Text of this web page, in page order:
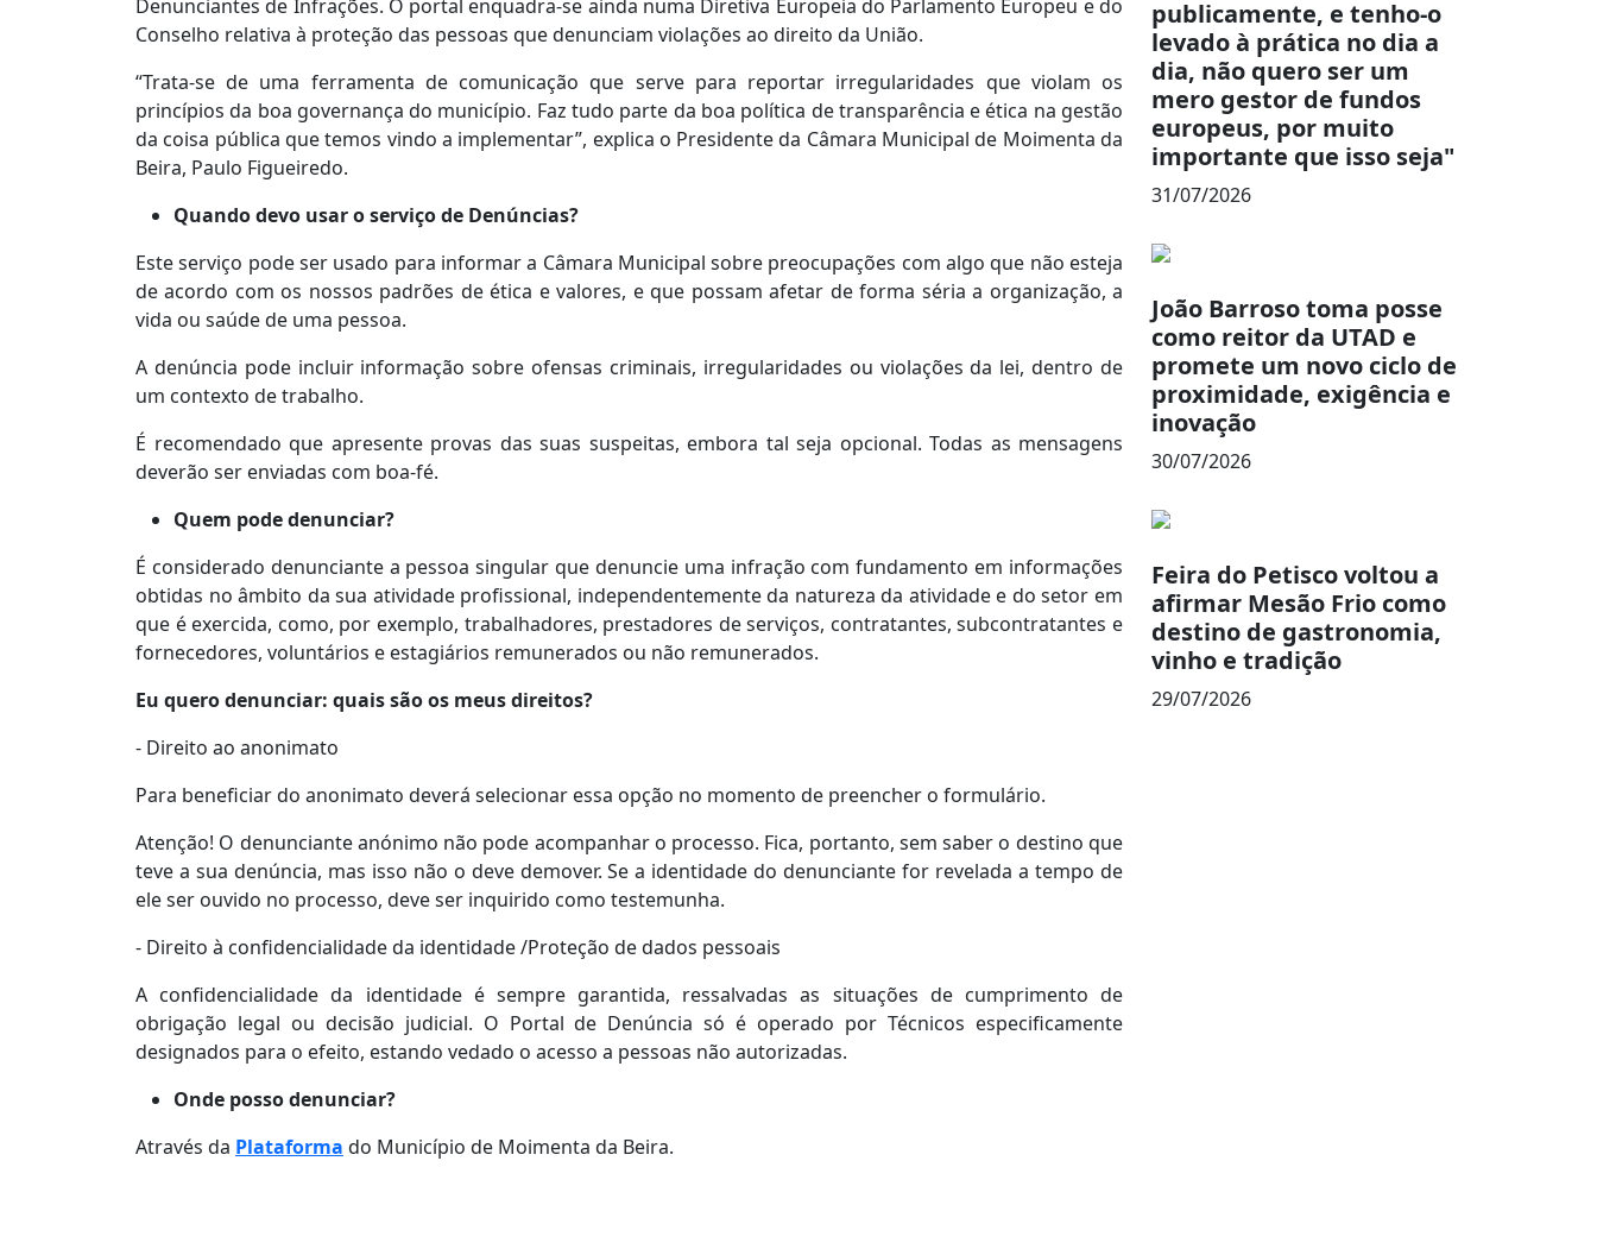
Denunciantes de Infrações. O portal enquadra-se ainda numa Diretiva Europeia do Parlamento Europeu e do
Conselho relativa à proteção das pessoas que denunciam violações ao direito da União.
“Trata-se de uma ferramenta de comunicação que serve para reportar irregularidades que violam os
princípios da boa governança do município. Faz tudo parte da boa política de transparência e ética na gestão
da coisa pública que temos vindo a implementar”, explica o Presidente da Câmara Municipal de Moimenta da
Beira, Paulo Figueiredo.
Quando devo usar o serviço de Denúncias?
Este serviço pode ser usado para informar a Câmara Municipal sobre preocupações com algo que não esteja
de acordo com os nossos padrões de ética e valores, e que possam afetar de forma séria a organização, a
vida ou saúde de uma pessoa.
A denúncia pode incluir informação sobre ofensas criminais, irregularidades ou violações da lei, dentro de
um contexto de trabalho.
É recomendado que apresente provas das suas suspeitas, embora tal seja opcional. Todas as mensagens
deverão ser enviadas com boa-fé.
Quem pode denunciar?
É considerado denunciante a pessoa singular que denuncie uma infração com fundamento em informações
obtidas no âmbito da sua atividade profissional, independentemente da natureza da atividade e do setor em
que é exercida, como, por exemplo, trabalhadores, prestadores de serviços, contratantes, subcontratantes e
fornecedores, voluntários e estagiários remunerados ou não remunerados.
Eu quero denunciar: quais são os meus direitos?
- Direito ao anonimato
Para beneficiar do anonimato deverá selecionar essa opção no momento de preencher o formulário.
Atenção! O denunciante anónimo não pode acompanhar o processo. Fica, portanto, sem saber o destino que
teve a sua denúncia, mas isso não o deve demover. Se a identidade do denunciante for revelada a tempo de
ele ser ouvido no processo, deve ser inquirido como testemunha.
- Direito à confidencialidade da identidade /Proteção de dados pessoais
A confidencialidade da identidade é sempre garantida, ressalvadas as situações de cumprimento de
obrigação legal ou decisão judicial. O Portal de Denúncia só é operado por Técnicos especificamente
designados para o efeito, estando vedado o acesso a pessoas não autorizadas.
Onde posso denunciar?
Através da Plataforma do Município de Moimenta da Beira.
publicamente, e tenho-o
levado à prática no dia a
dia, não quero ser um
mero gestor de fundos
europeus, por muito
importante que isso seja"
31/07/2026
João Barroso toma posse
como reitor da UTAD e
promete um novo ciclo de
proximidade, exigência e
inovação
30/07/2026
Feira do Petisco voltou a
afirmar Mesão Frio como
destino de gastronomia,
vinho e tradição
29/07/2026